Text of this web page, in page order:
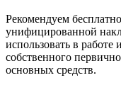
Рекомендуем
унифицированной
использовать в работе
собственного
основных средств.